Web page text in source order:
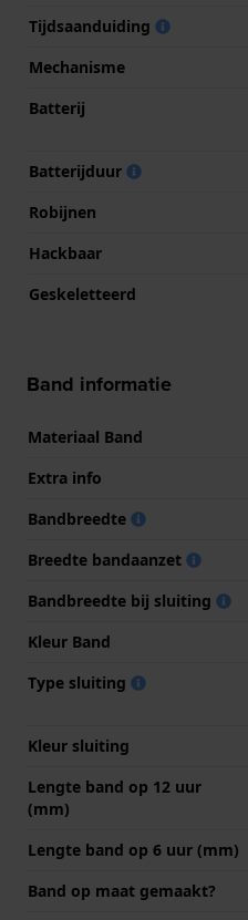
Tijdsaanduiding
Mechanisme
Batterij
Batterijduur
Robijnen
Hackbaar
Geskeletteerd
Band informatie
Materiaal Band
Extra info
Bandbreedte
Breedte bandaanzet
Bandbreedte bij sluiting
Kleur Band
Type sluiting
Kleur sluiting
Lengte band op 12 uur
(mm)
Lengte band op 6 uur (mm)
Band op maat gemaakt?